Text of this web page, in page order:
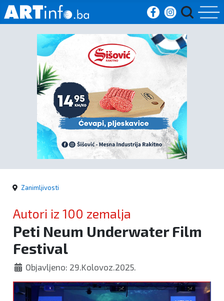
Početna
Vijesti
Sport
Kultura
Crna
kronika
Politika
Zanimljivosti
Zanimljivosti
Autori iz 100 zemalja
Peti Neum Underwater Film
Festival
Objavljeno: 29.Kolovoz.2025.